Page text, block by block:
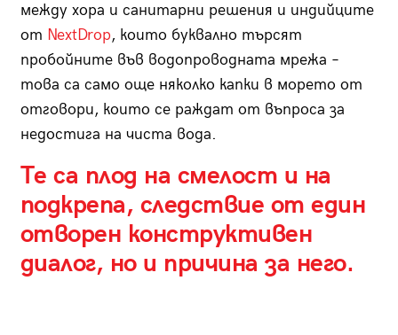
между хора и санитарни решения и индийците
от NextDrop, които буквално търсят
пробойните във водопроводната мрежа –
това са само още няколко капки в морето от
отговори, които се раждат от въпроса за
недостига на чиста вода.
Те са плод на смелост и на
подкрепа, следствие от един
отворен конструктивен
диалог, но и причина за него.